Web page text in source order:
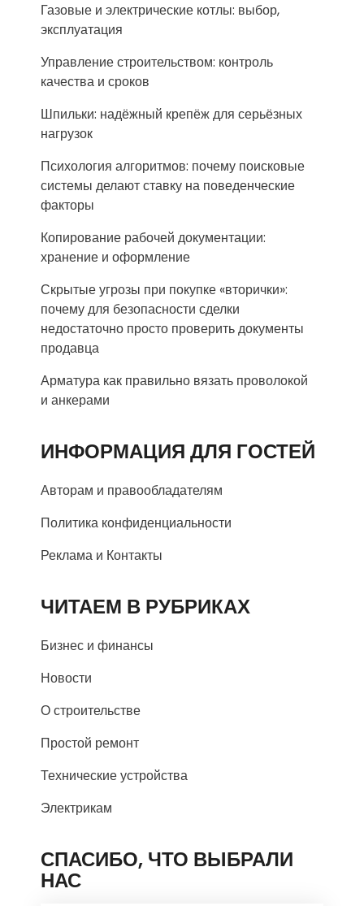
Газовые и электрические котлы: выбор,
эксплуатация
Управление строительством: контроль
качества и сроков
Шпильки: надёжный крепёж для серьёзных
нагрузок
Психология алгоритмов: почему поисковые
системы делают ставку на поведенческие
факторы
Копирование рабочей документации:
хранение и оформление
Скрытые угрозы при покупке «вторички»:
почему для безопасности сделки
недостаточно просто проверить документы
продавца
Арматура как правильно вязать проволокой
и анкерами
ИНФОРМАЦИЯ ДЛЯ ГОСТЕЙ
Авторам и правообладателям
Политика конфиденциальности
Реклама и Контакты
ЧИТАЕМ В РУБРИКАХ
Бизнес и финансы
Новости
О строительстве
Простой ремонт
Технические устройства
Электрикам
СПАСИБО, ЧТО ВЫБРАЛИ
НАС